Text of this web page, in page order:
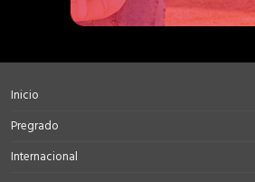
Inicio
Pregrado
Internacional